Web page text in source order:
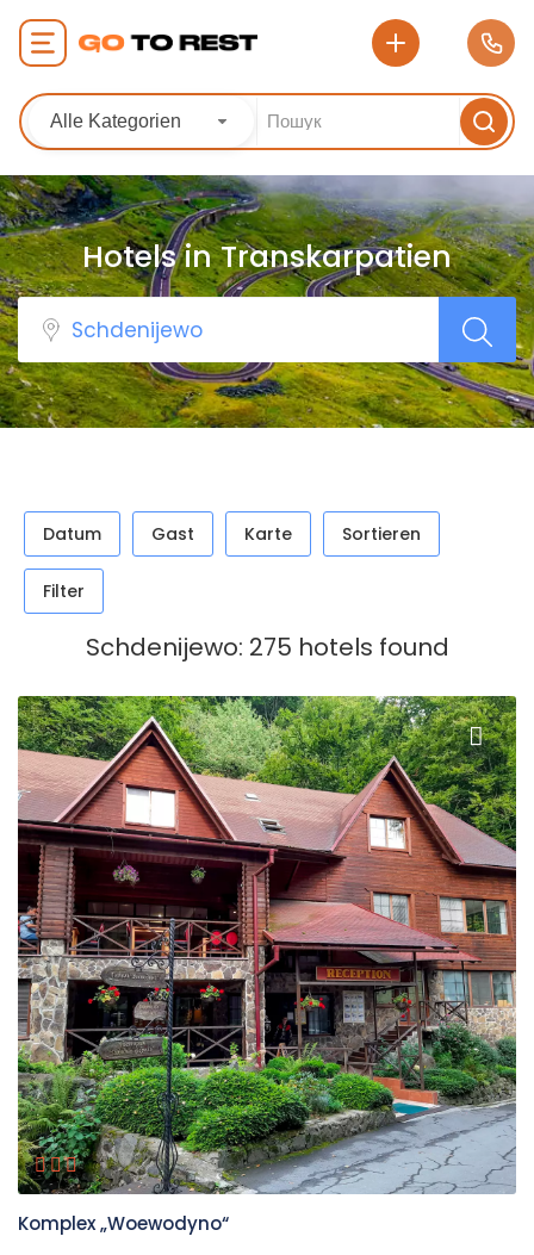
Alle Kategorien
Hotels in Transkarpatien
Datum Gast Karte Sortieren
Filter
Schdenijewo: 275 hotels found
Komplex „Woewodyno“